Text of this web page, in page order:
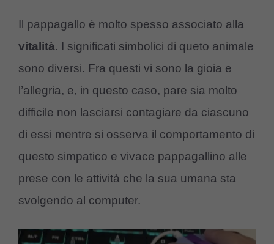
Il pappagallo è molto spesso associato alla
vitalità. I significati simbolici di queto animale
sono diversi. Fra questi vi sono la gioia e
l’allegria, e, in questo caso, pare sia molto
difficile non lasciarsi contagiare da ciascuno
di essi mentre si osserva il comportamento di
questo simpatico e vivace pappagallino alle
prese con le attività che la sua umana sta
svolgendo al computer.